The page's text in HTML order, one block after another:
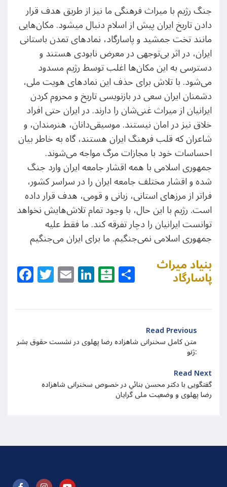
جنگ رژیم با میراث فرهنگی ما نیز از طریق هدف قرار
دادن تاریخ ایران پیش از اسلام دنبال می​شود. مکان‌هایی
مانند تخت جمشید و پاسارگاد، نمادهای تمدن باستانی
ایران، در اثر بی‌توجهی در معرض نابودی هستند و
دسترسی به این مکان‌ها اغلب توسط رژیم مسدود
می‌شود. با تلاش برای حذف این نمادهای هویت ملی،
دشمنان ایران سعی در بازنویسی تاریخ و محروم کردن
ایرانیان از میراث غنی‌شان را دارند. در ایران حتی افراد
خلاق نیز در امان نیستند. موسیقی‌دانان، هنرمندان، و
شاعران که قلب فرهنگ ایران هستند، گاه به خاطر بیان
احساسات خود با مجازات مرگ مواجه می‌شوند.
جمهوری اسلامی با همه اقشار جامعه ایران وارد جنگ
شده و اقشار مختلف جامعه ایران را در سراسر کشور،
فراتر از مرزهای استانی، زبانی و قومی، هدف قرار داده
است. رژیم با این حال، با وجود تمام تلاش‌هایش نخواهد
توانست ایرانیان را دچار تفرقه کند. ما فقط علیه
جمهوری اسلامی نمی‌جنگیم. ما برای ایران می‌جنگیم
Facebook
Twitter
EmailLinkedIn
Balatarin
Share
بنیاد میراث
پاسارگاد
Read Previous
متن کامل سخنرانی شاهزاده رضا پهلوی در نشست حقوق بشر
ژنو:
Read Next
گفتگویی با دکتر محسن بنائي در خصوص سخنرانی شاهزاده
رضا پهلوی و وضعیت ملی گرایان